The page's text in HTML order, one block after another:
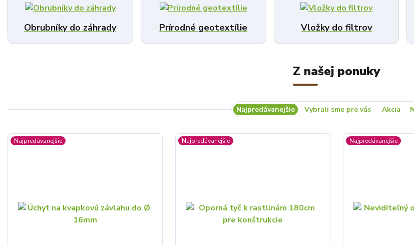
Obrubníky do záhrady Prírodné geotextílie Vložky do filtrov
Z našej ponuky
Najpredávanejšie Vybrali sme pre vás Akcia
Najpredávanejšie Najpredávanejšie Najpredávanejšie